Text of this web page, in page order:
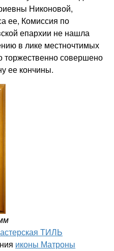
Никоновой,
ее, Комиссия по
епархии не нашла
в лике местночтимых
совершено
ее кончины.
ТИЛЬ
иконы Матроны